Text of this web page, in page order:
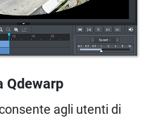
Qdewarp
agli utenti di